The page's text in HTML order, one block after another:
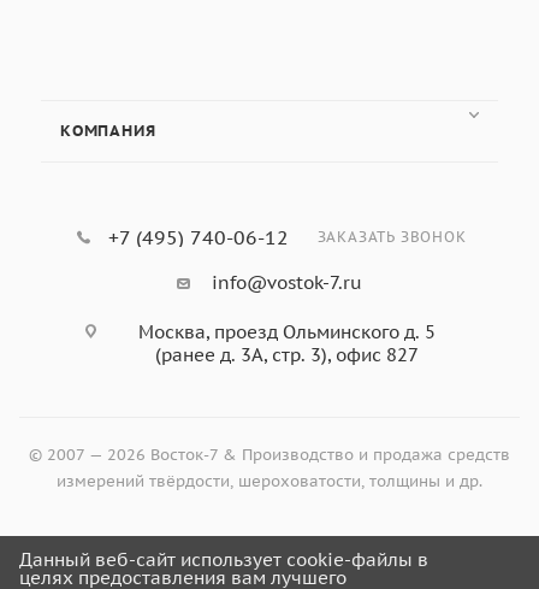
Оформить заказ
КОМПАНИЯ
+7 (495) 740-06-12 ЗАКАЗАТЬ ЗВОНОК
info@vostok-7.ru
Москва, проезд Ольминского д. 5
(ранее д. 3А, стр. 3), офис 827
© 2007 — 2026 Восток-7 & Производство и продажа средств
измерений твёрдости, шероховатости, толщины и др.
Данный веб-сайт использует cookie-файлы в
целях предоставления вам лучшего